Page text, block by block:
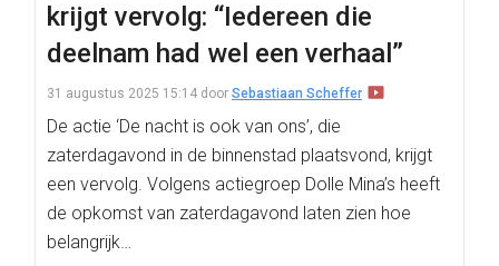
krijgt vervolg: “Iedereen die
deelnam had wel een verhaal”
31 augustus 2025 15:14 door Sebastiaan Scheffer
De actie ‘De nacht is ook van ons’, die
zaterdagavond in de binnenstad plaatsvond, krijgt
een vervolg. Volgens actiegroep Dolle Mina’s heeft
de opkomst van zaterdagavond laten zien hoe
belangrijk…